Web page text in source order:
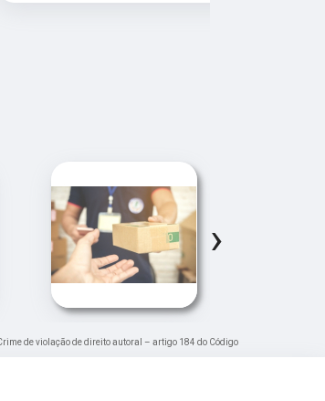
›
de violação de direito autoral – artigo 184 do Código